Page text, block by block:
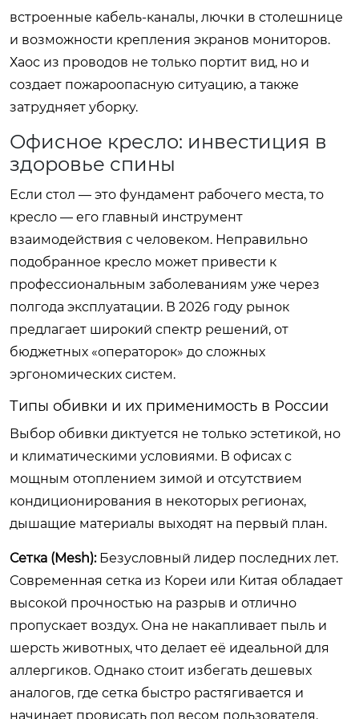
встроенные кабель-каналы, лючки в столешнице
и возможности крепления экранов мониторов.
Хаос из проводов не только портит вид, но и
создает пожароопасную ситуацию, а также
затрудняет уборку.
Офисное кресло: инвестиция в
здоровье спины
Если стол — это фундамент рабочего места, то
кресло — его главный инструмент
взаимодействия с человеком. Неправильно
подобранное кресло может привести к
профессиональным заболеваниям уже через
полгода эксплуатации. В 2026 году рынок
предлагает широкий спектр решений, от
бюджетных «операторок» до сложных
эргономических систем.
Типы обивки и их применимость в России
Выбор обивки диктуется не только эстетикой, но
и климатическими условиями. В офисах с
мощным отоплением зимой и отсутствием
кондиционирования в некоторых регионах,
дышащие материалы выходят на первый план.
Сетка (Mesh):Безусловный лидер последних лет.
Современная сетка из Кореи или Китая обладает
высокой прочностью на разрыв и отлично
пропускает воздух. Она не накапливает пыль и
шерсть животных, что делает её идеальной для
аллергиков. Однако стоит избегать дешевых
аналогов, где сетка быстро растягивается и
начинает провисать под весом пользователя.